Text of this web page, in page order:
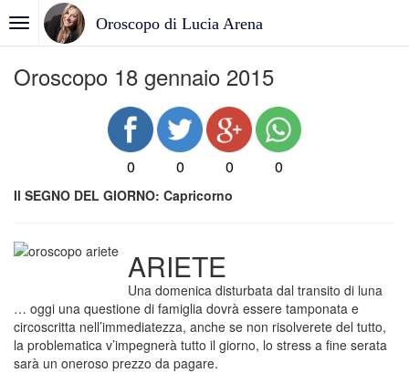
Oroscopo di Lucia Arena
Oroscopo 18 gennaio 2015
0 0 0 0
Il SEGNO DEL GIORNO: Capricorno
ARIETE
Una domenica disturbata dal transito di luna
… oggi una questione di famiglia dovrà essere tamponata e
circoscritta nell’immediatezza, anche se non risolverete del tutto,
la problematica v’impegnerà tutto il giorno, lo stress a fine serata
sarà un oneroso prezzo da pagare.